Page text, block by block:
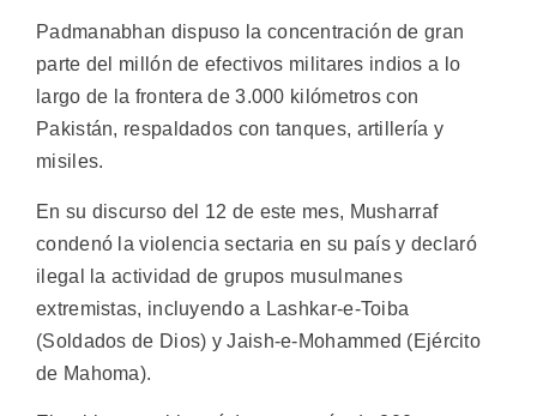
Padmanabhan dispuso la concentración de gran
parte del millón de efectivos militares indios a lo
largo de la frontera de 3.000 kilómetros con
Pakistán, respaldados con tanques, artillería y
misiles.
En su discurso del 12 de este mes, Musharraf
condenó la violencia sectaria en su país y declaró
ilegal la actividad de grupos musulmanes
extremistas, incluyendo a Lashkar-e-Toiba
(Soldados de Dios) y Jaish-e-Mohammed (Ejército
de Mahoma).